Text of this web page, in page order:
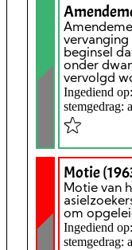
vervanging
beginsel
onder
vervolgd
Ingediend
stemgedrag:
Motie
Motie van
om
Ingediend
stemgedrag: